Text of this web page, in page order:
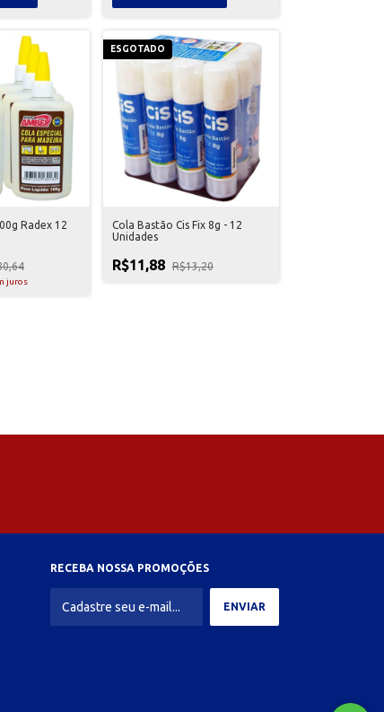
Radex 12
juros
ESGOTADO
Cola Bastão Cis Fix 8g - 12
Unidades
R$11,88 R$13,20
RECEBA NOSSA PROMOÇÕES